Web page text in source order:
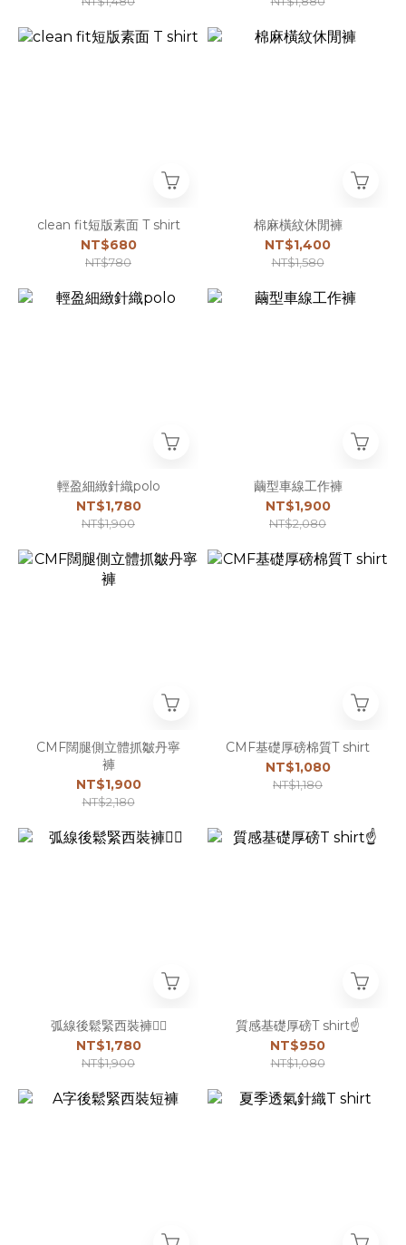
clean fit短版素面 T shirt
NT$680
NT$780
棉麻橫紋休閒褲
NT$1,400
NT$1,580
輕盈細緻針織polo
NT$1,780
NT$1,900
繭型車線工作褲
NT$1,900
NT$2,080
CMF闊腿側立體抓皺丹寧
褲
NT$1,900
NT$2,180
CMF基礎厚磅棉質T shirt
NT$1,080
NT$1,180
弧線後鬆緊西裝褲☝🏻
NT$1,780
NT$1,900
質感基礎厚磅T shirt☝️
NT$950
NT$1,080